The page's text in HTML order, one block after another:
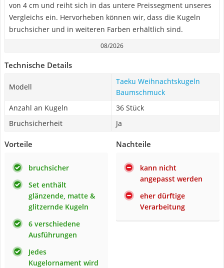
von 4 cm und reiht sich in das untere Preissegment unseres
Vergleichs ein. Hervorheben können wir, dass die Kugeln
bruchsicher und in weiteren Farben erhältlich sind.
08/2026
Technische Details
Modell
Taeku Weihnachtskugeln
Baumschmuck
Anzahl an Kugeln
36 Stück
Bruchsicherheit
Ja
Vorteile
bruchsicher
Set enthält
glänzende, matte &
glitzernde Kugeln
6 verschiedene
Ausführungen
Jedes
Kugelornament wird
Nachteile
kann nicht
angepasst werden
eher dürftige
Verarbeitung